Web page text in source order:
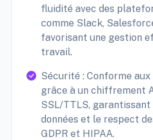
fluidité avec des
comme Slack,
favorisant une gestion
travail.
Sécurité : Conforme aux
grâce à un chiffrement
SSL/TTLS,
données et le respect
GDPR et HIPAA.